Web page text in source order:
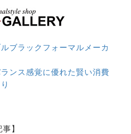
ブラックフォーマルメーカ
ンス感覚に優れた賢い消費
】